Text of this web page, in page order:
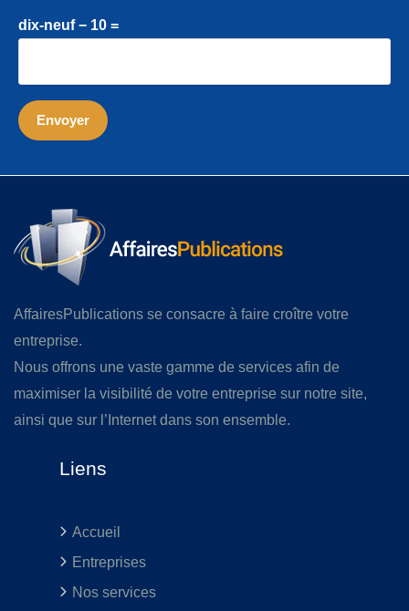
dix-neuf − 10 =
AffairesPublications se consacre à faire croître votre
entreprise.
Nous offrons une vaste gamme de services afin de
maximiser la visibilité de votre entreprise sur notre site,
ainsi que sur l’Internet dans son ensemble.
Liens
Accueil
Entreprises
Nos services